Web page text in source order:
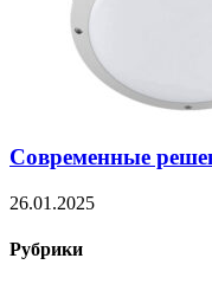
Современные
26.01.2025
Рубрики